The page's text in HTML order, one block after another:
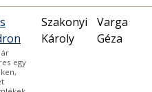
egy
Szakonyi
Károly
Varga
Géza